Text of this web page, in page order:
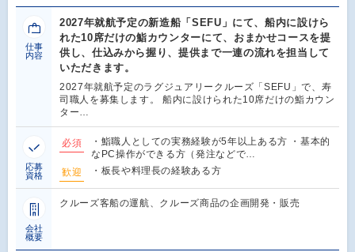
仕事
内容
2027年就航予定の新造船「SEFU」にて、船内に設けら
れた10席だけの鮨カウンターにて、おまかせコースを提
供し、仕込みから握り、提供まで一連の流れを担当して
いただきます。
2027年就航予定のラグジュアリークルーズ「SEFU」で、寿
司職人を募集します。 船内に設けられた10席だけの鮨カウン
ター…
応募
資格
必須
・鮨職人としての実務経験が5年以上ある方 ・基本的
なPC操作ができる方（発注などで…
歓迎
・板長や料理長の経験ある方
会社
概要
クルーズ客船の運航、クルーズ商品の企画開発・販売